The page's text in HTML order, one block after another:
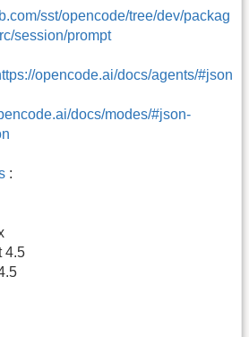
sst/opencode/tree/dev/packag
session/prompt
opencode.ai/docs/agents/#json
docs/modes/#json-
:
4.5